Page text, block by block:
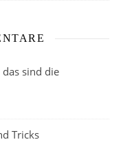
sind die
Tricks